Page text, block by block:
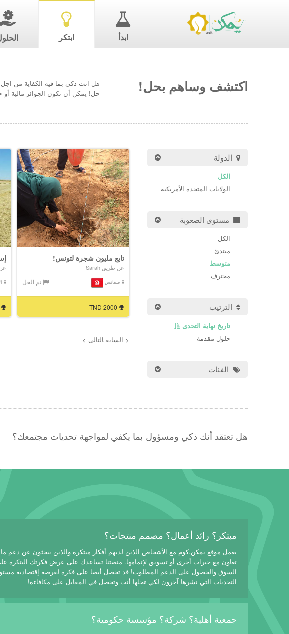
ابدأ ابتكر
اكتشف وساهم بحل!
هل انت ذكي بما فيه الكفاية من
حل! يمكن أن تكون الجوائز مالية
الدولة
الكل
الولايات المتحدة الأمريكية
مستوى الصعوبة
الكل
مبتدئ
متوسط
محترف
الترتيب
تاريخ نهاية التحدى
حلول مقدمة
الفئات
تابع مليون شجرة لتونس!
عن طريق Sarah
صفاقس تم الحل
2000 TND 18000 جنيه
< السابق التالى >
هل تعتقد أنك ذكي ومسؤول بما يكفي لمواجهة تحديات مجتمعك؟
مبتكر؟ رائد أعمال؟ مصمم منتجات؟
يعمل موقع يمكن.كوم مع الأشخاص الذين لديهم أفكار مبتكرة والذين يبحثون عن دعم
تعاون مع خبرات أخرى أو تسويق لإتمامها. منصتنا تساعدك على عرض فكرتك البتكرة
السوق والحصول على الدعم المطلوب! قد تحصل أيضا على فكرة لفرصة إقتصادية
التحديات التي نشرها آخرون لكي تحلها أنت وتحصل في المقابل على مكافاءة!
جمعية أهلية؟ شركة؟ مؤسسة حكومية؟